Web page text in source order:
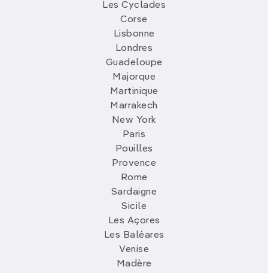
Les Cyclades
Corse
Lisbonne
Londres
Guadeloupe
Majorque
Martinique
Marrakech
New York
Paris
Pouilles
Provence
Rome
Sardaigne
Sicile
Les Açores
Les Baléares
Venise
Madère